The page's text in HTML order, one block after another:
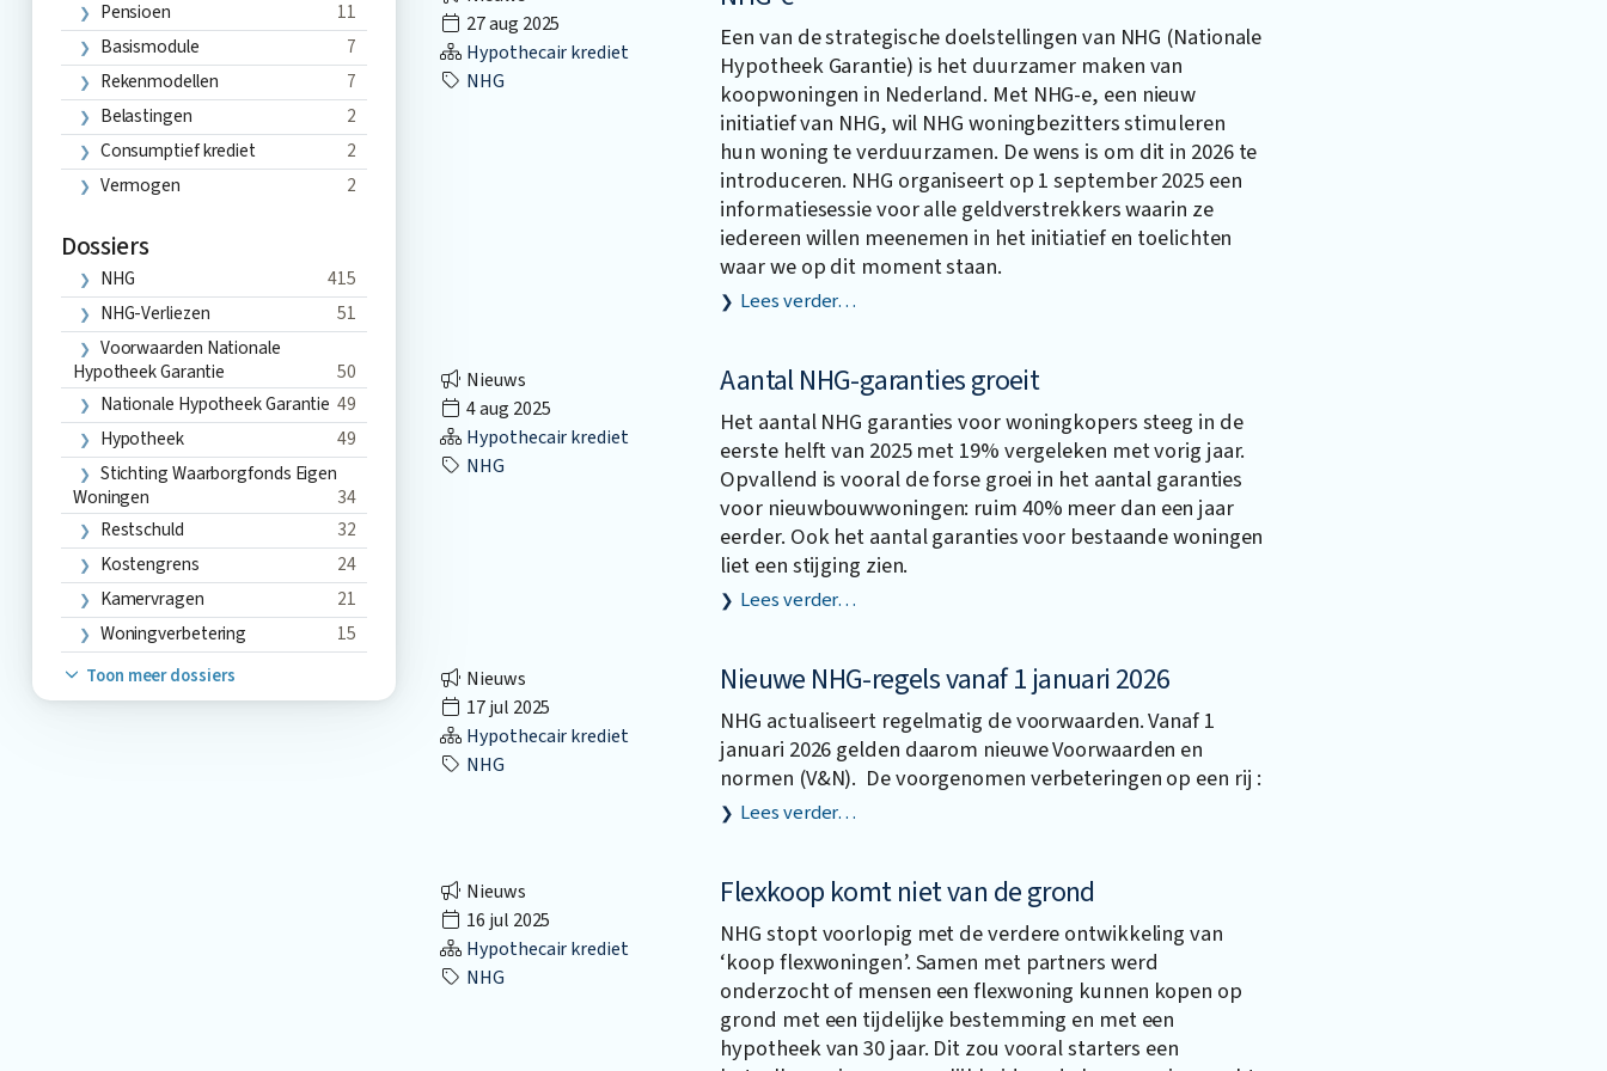
Pensioen
11
Basismodule
7
Rekenmodellen
7
Belastingen
2
Consumptief krediet
2
Vermogen
2
Dossiers
NHG
415
NHG-Verliezen
51
Voorwaarden Nationale
Hypotheek Garantie
50
Nationale Hypotheek Garantie 49
Hypotheek
49
Stichting Waarborgfonds Eigen
Woningen
34
Restschuld
32
Kostengrens
24
Kamervragen
21
Woningverbetering
15
Toon meer dossiers
27 aug 2025
Hypothecair krediet
NHG
Een van de strategische doelstellingen van NHG (Nationale
Hypotheek Garantie) is het duurzamer maken van
koopwoningen in Nederland. Met NHG-e, een nieuw
initiatief van NHG, wil NHG woningbezitters stimuleren
hun woning te verduurzamen. De wens is om dit in 2026 te
introduceren. NHG organiseert op 1 september 2025 een
informatiesessie voor alle geldverstrekkers waarin ze
iedereen willen meenemen in het initiatief en toelichten
waar we op dit moment staan.
Lees verder…
Nieuws
4 aug 2025
Hypothecair krediet
NHG
Aantal NHG-garanties groeit
Het aantal NHG garanties voor woningkopers steeg in de
eerste helft van 2025 met 19% vergeleken met vorig jaar.
Opvallend is vooral de forse groei in het aantal garanties
voor nieuwbouwwoningen: ruim 40% meer dan een jaar
eerder. Ook het aantal garanties voor bestaande woningen
liet een stijging zien.
Lees verder…
Nieuws
17 jul 2025
Hypothecair krediet
NHG
Nieuwe NHG-regels vanaf 1 januari 2026
NHG actualiseert regelmatig de voorwaarden. Vanaf 1
januari 2026 gelden daarom nieuwe Voorwaarden en
normen (V&N). De voorgenomen verbeteringen op een rij :
Lees verder…
Nieuws
16 jul 2025
Hypothecair krediet
NHG
Flexkoop komt niet van de grond
NHG stopt voorlopig met de verdere ontwikkeling van
‘koop flexwoningen’. Samen met partners werd
onderzocht of mensen een flexwoning kunnen kopen op
grond met een tijdelijke bestemming en met een
hypotheek van 30 jaar. Dit zou vooral starters een